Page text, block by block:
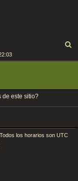
de este sitio?
Todos los horarios son UTC